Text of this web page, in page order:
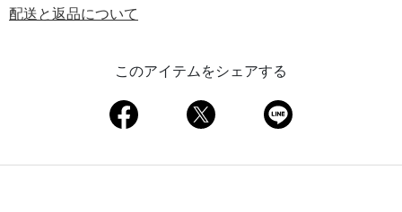
配送と返品について
このアイテムをシェアする